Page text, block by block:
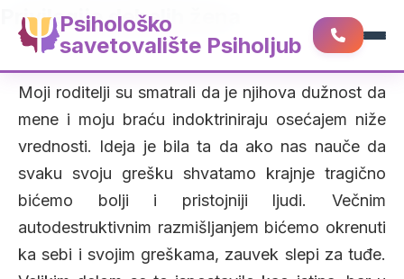
Psihološko
savetovalište Psiholjub
Privilegije debelih žena
Moji roditelji su smatrali da je njihova dužnost da
mene i moju braću indoktriniraju osećajem niže
vrednosti. Ideja je bila ta da ako nas nauče da
svaku svoju grešku shvatamo krajnje tragično
bićemo bolji i pristojniji ljudi. Večnim
autodestruktivnim razmišljanjem bićemo okrenuti
ka sebi i svojim greškama, zauvek slepi za tuđe.